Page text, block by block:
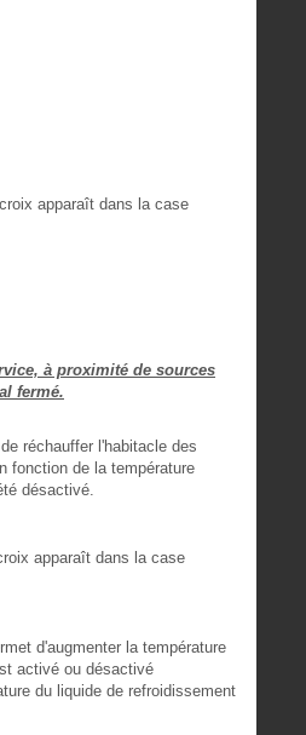
apparaît dans la case
à proximité de sources
fermé.
réchauffer l'habitacle des
fonction de la température
désactivé.
apparaît dans la case
d'augmenter la température
activé ou désactivé
du liquide de refroidissement